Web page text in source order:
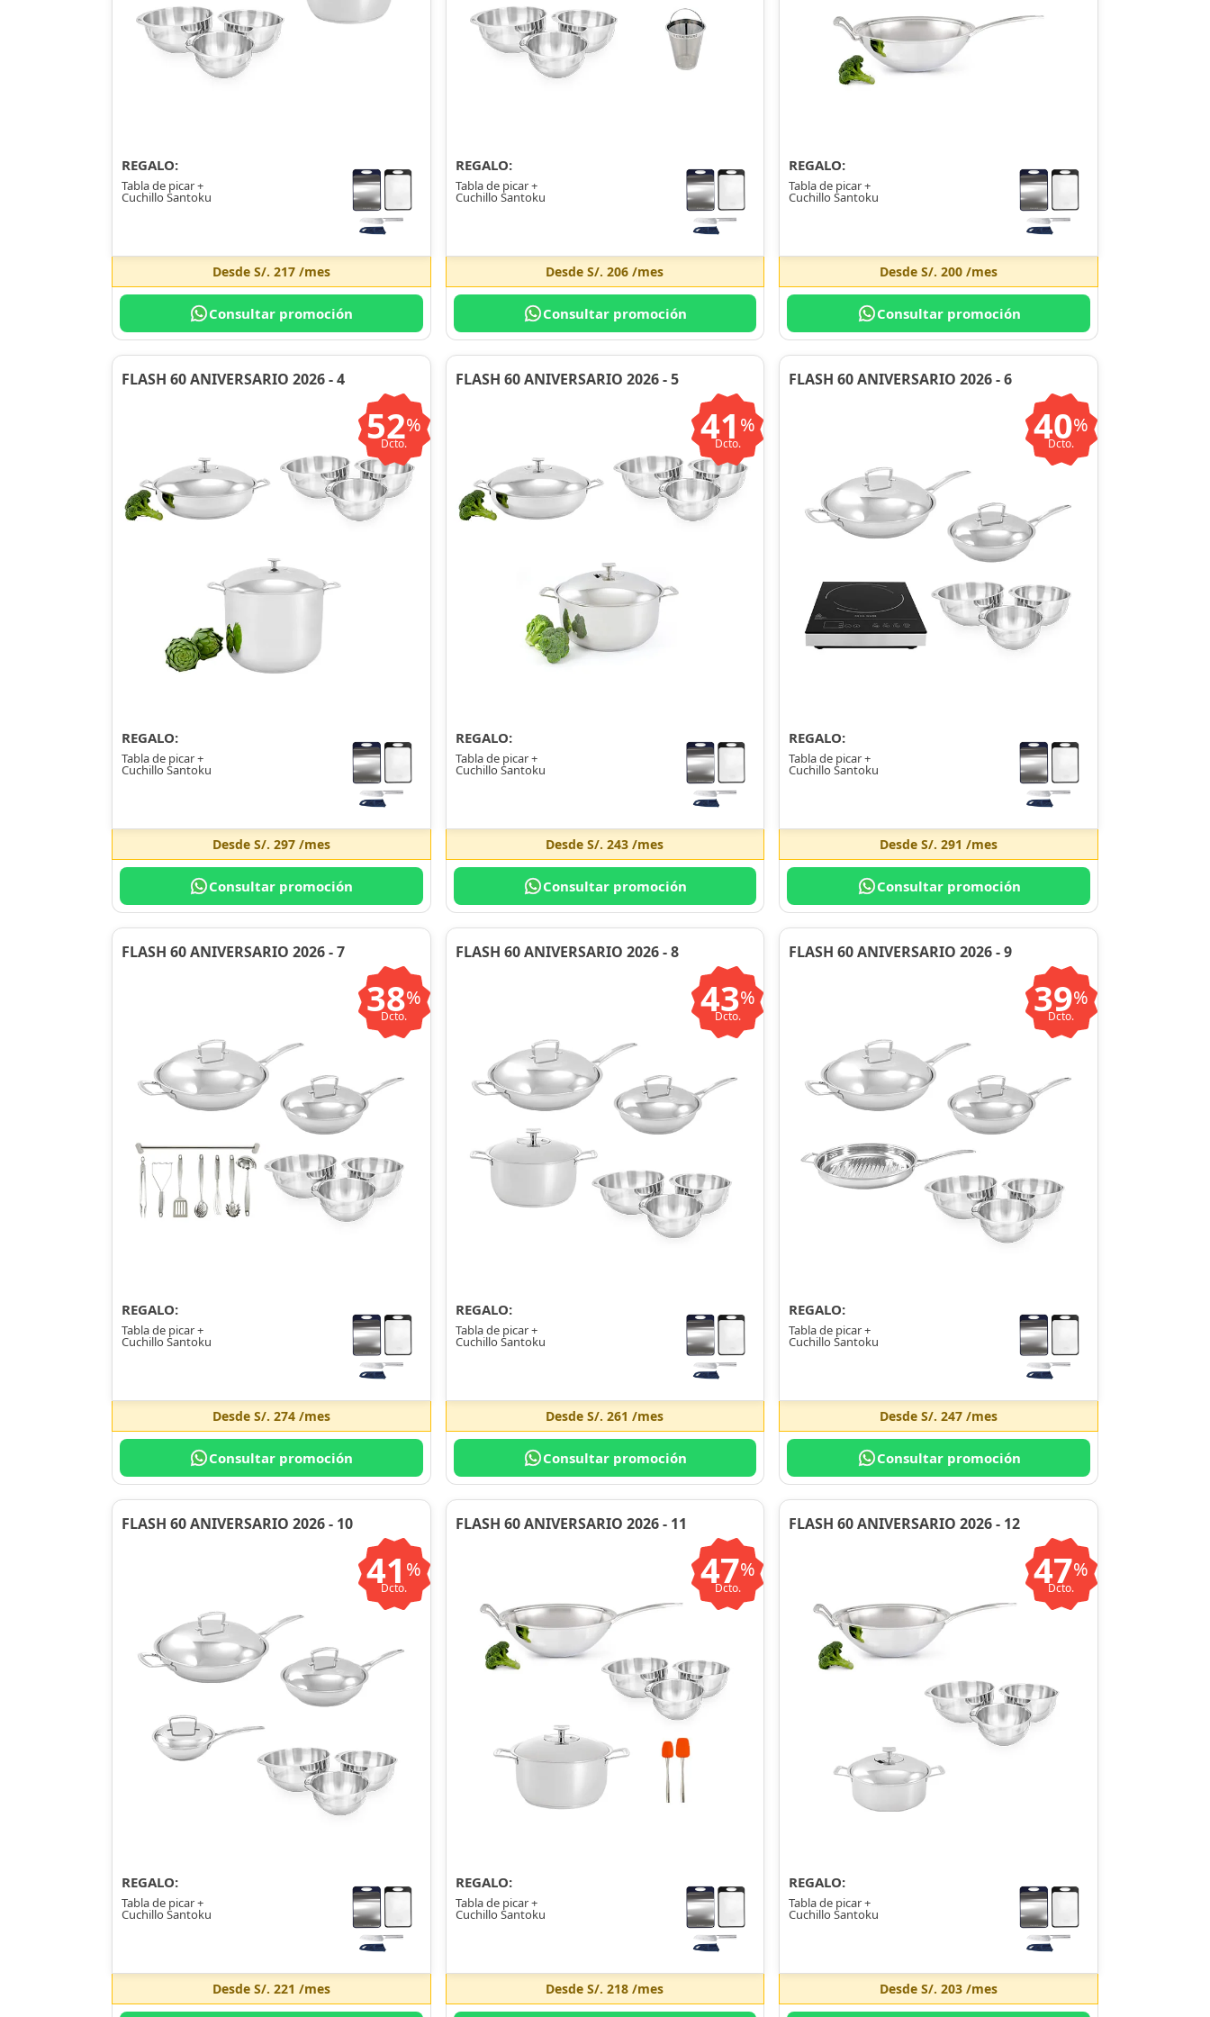
REGALO:
Tabla de picar +
Cuchillo Santoku
Desde S/. 217/mes
Consultar promoción
REGALO:
Tabla de picar +
Cuchillo Santoku
DesdeS/. 206 /mes
Consultar promoción
REGALO:
Tabla de picar +
Cuchillo Santoku
DesdeS/. 200 /mes
Consultar promoción
FLASH 60 ANIVERSARIO 2026 - 4
52%
Dcto.
REGALO:
Tabla de picar +
Cuchillo Santoku
Desde S/. 297/mes
Consultar promoción
FLASH 60 ANIVERSARIO 2026 - 5
41 %
Dcto.
REGALO:
Tabla de picar +
Cuchillo Santoku
DesdeS/. 243 /mes
Consultar promoción
FLASH 60 ANIVERSARIO 2026 - 6
40%
Dcto.
REGALO:
Tabla de picar +
Cuchillo Santoku
DesdeS/. 291 /mes
Consultar promoción
FLASH 60 ANIVERSARIO 2026 - 7
38%
Dcto.
REGALO:
Tabla de picar +
Cuchillo Santoku
Desde S/. 274/mes
Consultar promoción
FLASH 60 ANIVERSARIO 2026 - 8
43%
Dcto.
REGALO:
Tabla de picar +
Cuchillo Santoku
DesdeS/. 261 /mes
Consultar promoción
FLASH 60 ANIVERSARIO 2026 - 9
39%
Dcto.
REGALO:
Tabla de picar +
Cuchillo Santoku
DesdeS/. 247 /mes
Consultar promoción
FLASH 60 ANIVERSARIO 2026 - 10
41 %
Dcto.
REGALO:
Tabla de picar +
Cuchillo Santoku
Desde S/. 221 /mes
FLASH 60 ANIVERSARIO 2026 - 11
47%
Dcto.
REGALO:
Tabla de picar +
Cuchillo Santoku
DesdeS/. 218 /mes
FLASH 60 ANIVERSARIO 2026 - 12
47%
Dcto.
REGALO:
Tabla de picar +
Cuchillo Santoku
DesdeS/. 203 /mes